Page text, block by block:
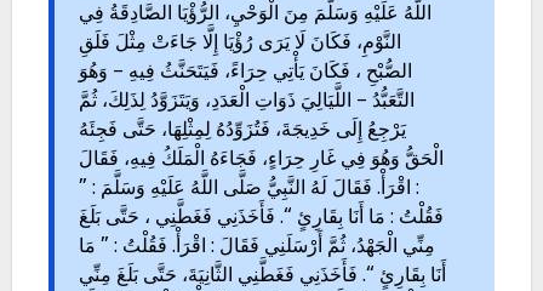
اللَّهُ عَلَيْهِ وَسَلَّمَ مِنَ الْوَحْيِ، الرُّؤْيَا الصَّادِقَةُ فِي
النَّوْمِ، فَكَانَ لَا يَرَى رُؤْيَا إِلَّا جَاءَتْ مِثْلَ فَلَقِ
الصُّبْحِ ، فَكَانَ يَأْتِي حِرَاءً، فَيَتَحَنَّثُ فِيهِ – وَهُوَ
التَّعَبُّدُ – اللَّيَالِيَ ذَوَاتِ الْعَدَدِ، وَيَتَزَوَّدُ لِذَلِكَ، ثُمَّ
يَرْجِعُ إِلَى خَدِيجَةَ، فَتُزَوِّدُهُ لِمِثْلِهَا، حَتَّى فَجِئَهُ
الْحَقُّ وَهُوَ فِي غَارِ حِرَاءٍ، فَجَاءَهُ الْمَلَكُ فِيهِ، فَقَالَ
: اقْرَأْ. فَقَالَ لَهُ النَّبِيُّ صَلَّى اللَّهُ عَلَيْهِ وَسَلَّمَ : ”
فَقُلْتُ : مَا أَنَا بِقَارِئٍ “. فَأَخَذَنِي فَغَطَّنِي ، حَتَّى بَلَغَ
مِنِّي الْجَهْدُ، ثُمَّ أَرْسَلَنِي فَقَالَ : اقْرَأْ. فَقُلْتُ : ” مَا
أَنَا بِقَارِئٍ “. فَأَخَذَنِي فَغَطَّنِي الثَّانِيَةَ، حَتَّى بَلَغَ مِنِّي